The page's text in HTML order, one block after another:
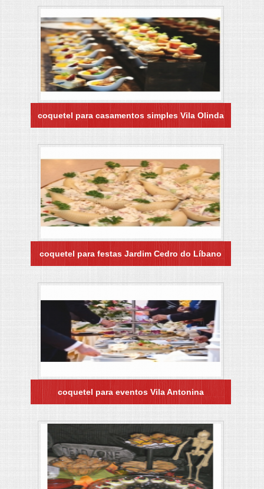
coquetel para casamentos simples Vila Olinda
coquetel para festas Jardim Cedro do Líbano
coquetel para eventos Vila Antonina